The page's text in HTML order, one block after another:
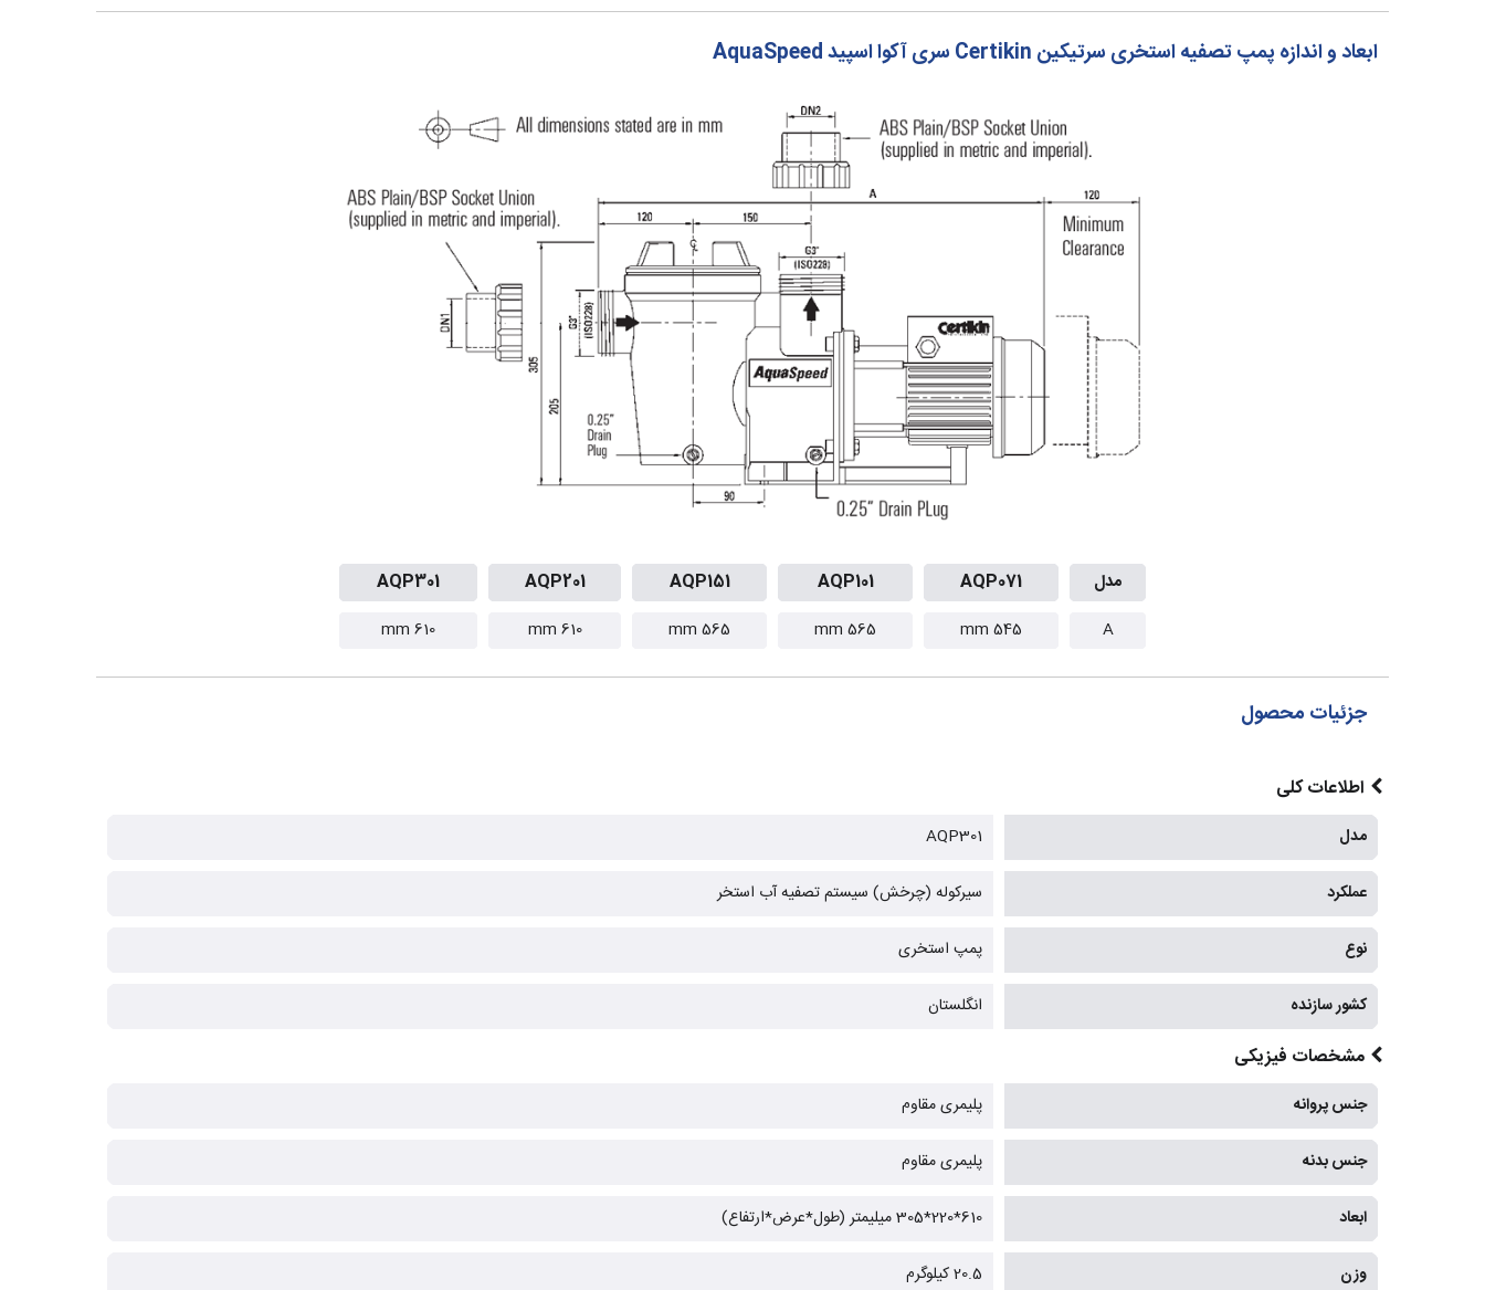
ابعاد و اندازه پمپ تصفیه استخری سرتیکین Certikin سری آکوا اسپید AquaSpeed
مدل AQP071
AQP101
AQP151
AQP201
AQP301
A
545 mm
565 mm
565 mm
610 mm
610 mm
جزئیات محصول
اطلاعات کلی
مدل AQP301
عملکرد سیرکوله (چرخش) سیستم تصفیه آب استخر
نوع پمپ استخری
کشور سازنده انگلستان
مشخصات فیزیکی
جنس پروانه پلیمری مقاوم
جنس بدنه پلیمری مقاوم
ابعاد 610*220*305 میلیمتر (طول*عرض*ارتفاع)
وزن 20.5 کیلوگرم